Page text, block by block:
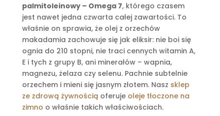
palmitoleinowy – Omega 7, którego czasem
jest nawet jedna czwarta całej zawartości. To
właśnie on sprawia, że olej z orzechów
makadamia zachowuje się jak eliksir: nie boi się
ognia do 210 stopni, nie traci cennych witamin A,
E i tych z grupy B, ani minerałów – wapnia,
magnezu, żelaza czy selenu. Pachnie subtelnie
orzechem i mieni się jasnym złotem. Nasz sklep
ze zdrową żywnością oferuje oleje tłoczone na
zimno o właśnie takich właściwościach.